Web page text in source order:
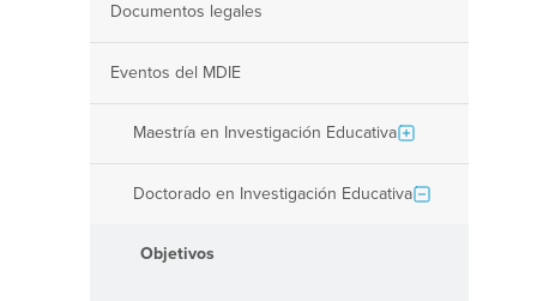
Documentos legales
Eventos del MDIE
Maestría en Investigación Educativa
Doctorado en Investigación Educativa
Objetivos